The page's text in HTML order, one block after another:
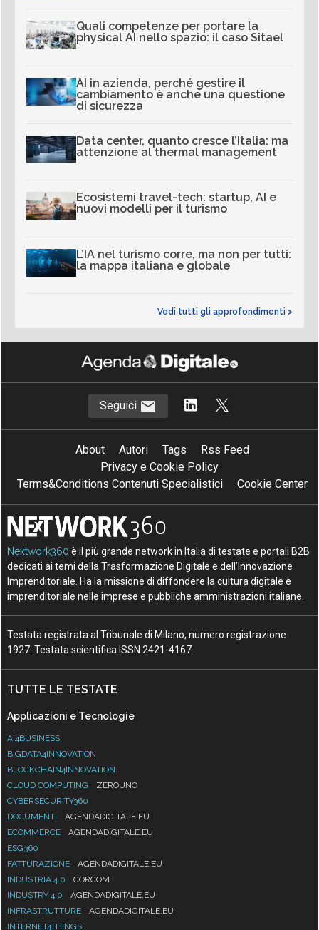
Quali competenze per portare la
physical AI nello spazio: il caso Sitael
AI in azienda, perché gestire il
cambiamento è anche una questione
di sicurezza
Data center, quanto cresce l’Italia: ma
attenzione al thermal management
Ecosistemi travel-tech: startup, AI e
nuovi modelli per il turismo
L’IA nel turismo corre, ma non per tutti:
la mappa italiana e globale
Vedi tutti gli approfondimenti >
Seguici
About Autori Tags
Rss Feed
Privacy e Cookie Policy
Terms&Conditions Contenuti Specialistici
Cookie Center
Nextwork360 è il più grande network in Italia di testate e portali B2B
dedicati ai temi della Trasformazione Digitale e dell’Innovazione
Imprenditoriale. Ha la missione di diffondere la cultura digitale e
imprenditoriale nelle imprese e pubbliche amministrazioni italiane.
Testata registrata al Tribunale di Milano, numero registrazione
1927. Testata scientifica ISSN 2421-4167
TUTTE LE TESTATE
Applicazioni e Tecnologie
AI4BUSINESS
BIGDATA4INNOVATION
BLOCKCHAIN4INNOVATION
CLOUD COMPUTING
ZEROUNO
CYBERSECURITY360
DOCUMENTI
AGENDADIGITALE.EU
ECOMMERCE
AGENDADIGITALE.EU
ESG360
FATTURAZIONE
AGENDADIGITALE.EU
INDUSTRIA 4.0
CORCOM
INDUSTRY 4.0
AGENDADIGITALE.EU
INFRASTRUTTURE
AGENDADIGITALE.EU
INTERNET4THINGS